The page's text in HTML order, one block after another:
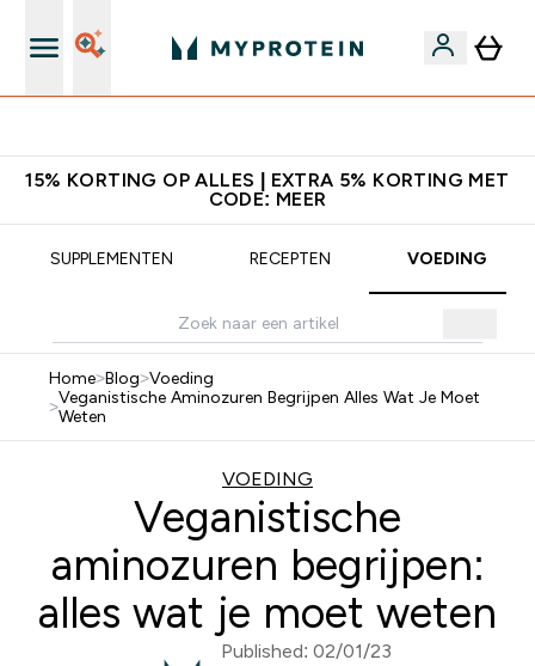
15% KORTING OP ALLES | EXTRA 5% KORTING MET
CODE: MEER
SUPPLEMENTEN RECEPTEN VOEDING
Home>Blog>Voeding
>Veganistische Aminozuren Begrijpen Alles Wat Je Moet
Weten
VOEDING
Veganistische
aminozuren begrijpen:
alles wat je moet weten
Published: 02/01/23